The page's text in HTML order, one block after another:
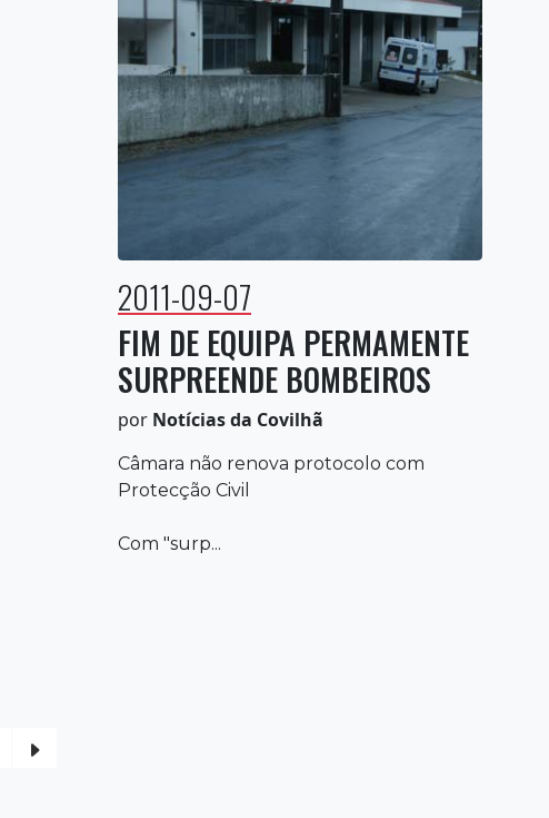
2011-09-07
FIM DE EQUIPA PERMAMENTE
SURPREENDE BOMBEIROS
por Notícias da Covilhã
Câmara não renova protocolo com
Protecção Civil
Com "surp...